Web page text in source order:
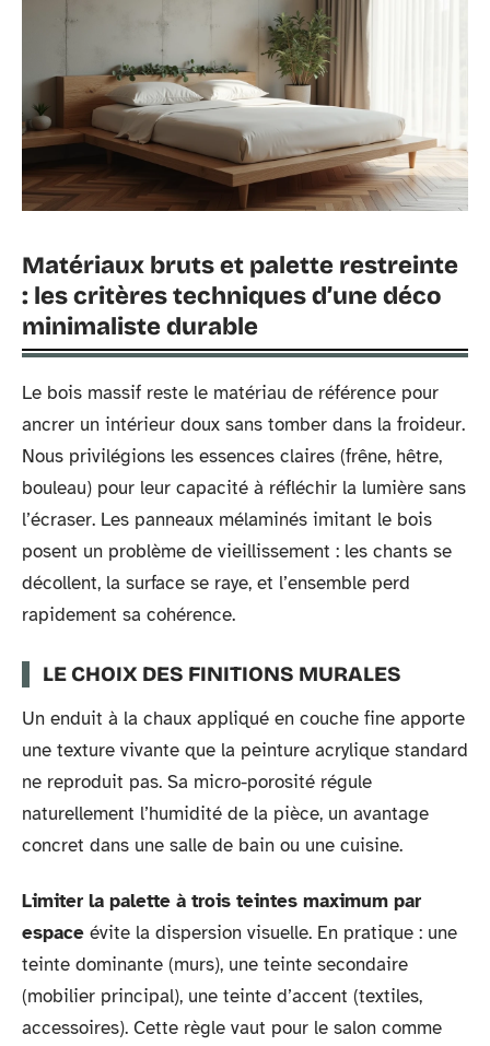
Matériaux bruts et palette restreinte
: les critères techniques d’une déco
minimaliste durable
Le bois massif reste le matériau de référence pour
ancrer un intérieur doux sans tomber dans la froideur.
Nous privilégions les essences claires (frêne, hêtre,
bouleau) pour leur capacité à réfléchir la lumière sans
l’écraser. Les panneaux mélaminés imitant le bois
posent un problème de vieillissement : les chants se
décollent, la surface se raye, et l’ensemble perd
rapidement sa cohérence.
LE CHOIX DES FINITIONS MURALES
Un enduit à la chaux appliqué en couche fine apporte
une texture vivante que la peinture acrylique standard
ne reproduit pas. Sa micro-porosité régule
naturellement l’humidité de la pièce, un avantage
concret dans une salle de bain ou une cuisine.
Limiter la palette à trois teintes maximum par
espace évite la dispersion visuelle. En pratique : une
teinte dominante (murs), une teinte secondaire
(mobilier principal), une teinte d’accent (textiles,
accessoires). Cette règle vaut pour le salon comme